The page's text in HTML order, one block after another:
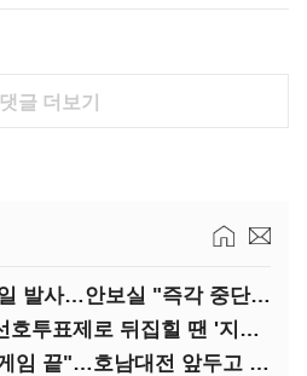
댓글 더보기
북, 단거리 탄도미사일 발사…안보실 "즉각 중단 촉구"
문제는 전대 이후…선호투표제로 뒤집힐 땐 '지지층 불복'
"1차 투표서 과반" "게임 끝"…호남대전 앞두고 '충돌'